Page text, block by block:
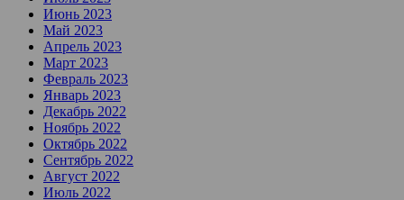
Июнь 2023
Май 2023
Апрель 2023
Март 2023
Февраль 2023
Январь 2023
Декабрь 2022
Ноябрь 2022
Октябрь 2022
Сентябрь 2022
Август 2022
Июль 2022